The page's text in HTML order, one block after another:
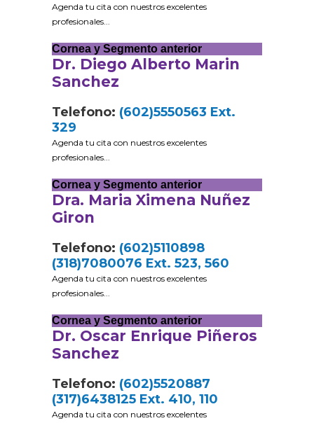
Agenda tu cita con nuestros excelentes
profesionales...
Cornea y Segmento anterior
Dr. Diego Alberto Marin
Sanchez
Telefono: (602)5550563 Ext.
329
Agenda tu cita con nuestros excelentes
profesionales...
Cornea y Segmento anterior
Dra. Maria Ximena Nuñez
Giron
Telefono: (602)5110898
(318)7080076 Ext. 523, 560
Agenda tu cita con nuestros excelentes
profesionales...
Cornea y Segmento anterior
Dr. Oscar Enrique Piñeros
Sanchez
Telefono: (602)5520887
(317)6438125 Ext. 410, 110
Agenda tu cita con nuestros excelentes